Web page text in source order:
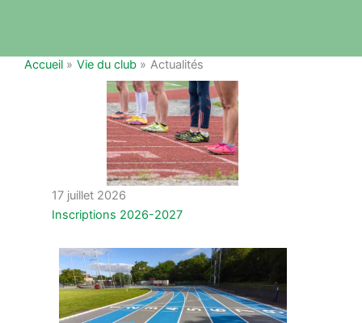
Accueil Vie du club Actualités
17 juillet 2026
Inscriptions 2026-2027